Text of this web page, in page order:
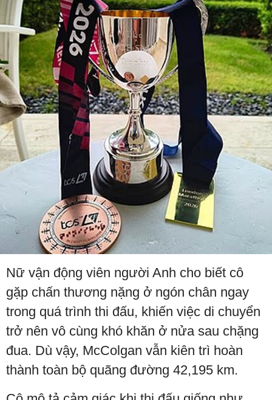
Nữ vận động viên người Anh cho biết cô
gặp chấn thương nặng ở ngón chân ngay
trong quá trình thi đấu, khiến việc di chuyển
trở nên vô cùng khó khăn ở nửa sau chặng
đua. Dù vậy, McColgan vẫn kiên trì hoàn
thành toàn bộ quãng đường 42,195 km.